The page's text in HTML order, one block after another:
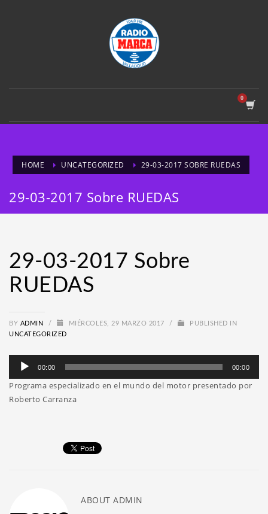
HOME UNCATEGORIZED 29-03-2017 SOBRE RUEDAS
29-03-2017 Sobre RUEDAS
29-03-2017 Sobre
RUEDAS
BY ADMIN / MIÉRCOLES, 29 MARZO 2017 /
PUBLISHED IN
UNCATEGORIZED
Reproductor
audio
00:00 00:00
Programa especializado en el mundo del motor presentado por
Roberto Carranza
ABOUT ADMIN